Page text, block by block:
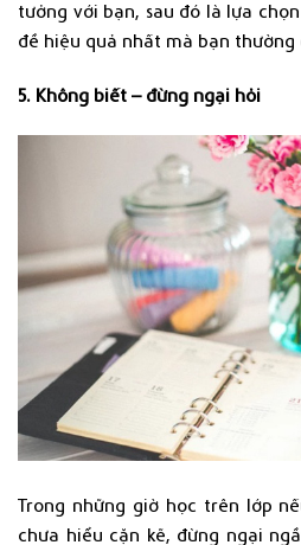
tưởng với bạn, sau đó là lựa
đề hiệu quả nhất mà bạn
5. Không biết – đừng ngại hỏi
Trong những giờ học trên lớp
chưa hiểu cặn kẽ, đừng ngại